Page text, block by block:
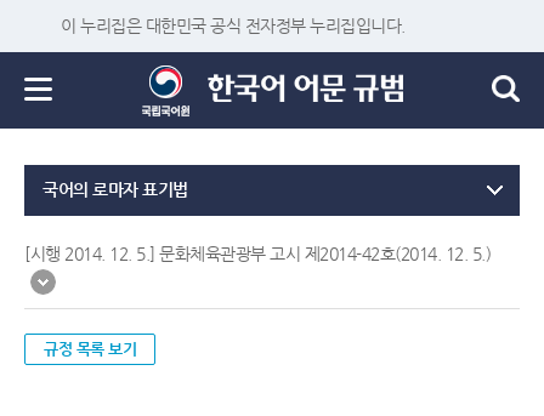
이 누리집은 대한민국 공식 전자정부 누리집입니다.
국어의 로마자 표기법
[시행 2014. 12. 5.] 문화체육관광부 고시 제2014-42호(2014. 12. 5.)
규정 목록 보기